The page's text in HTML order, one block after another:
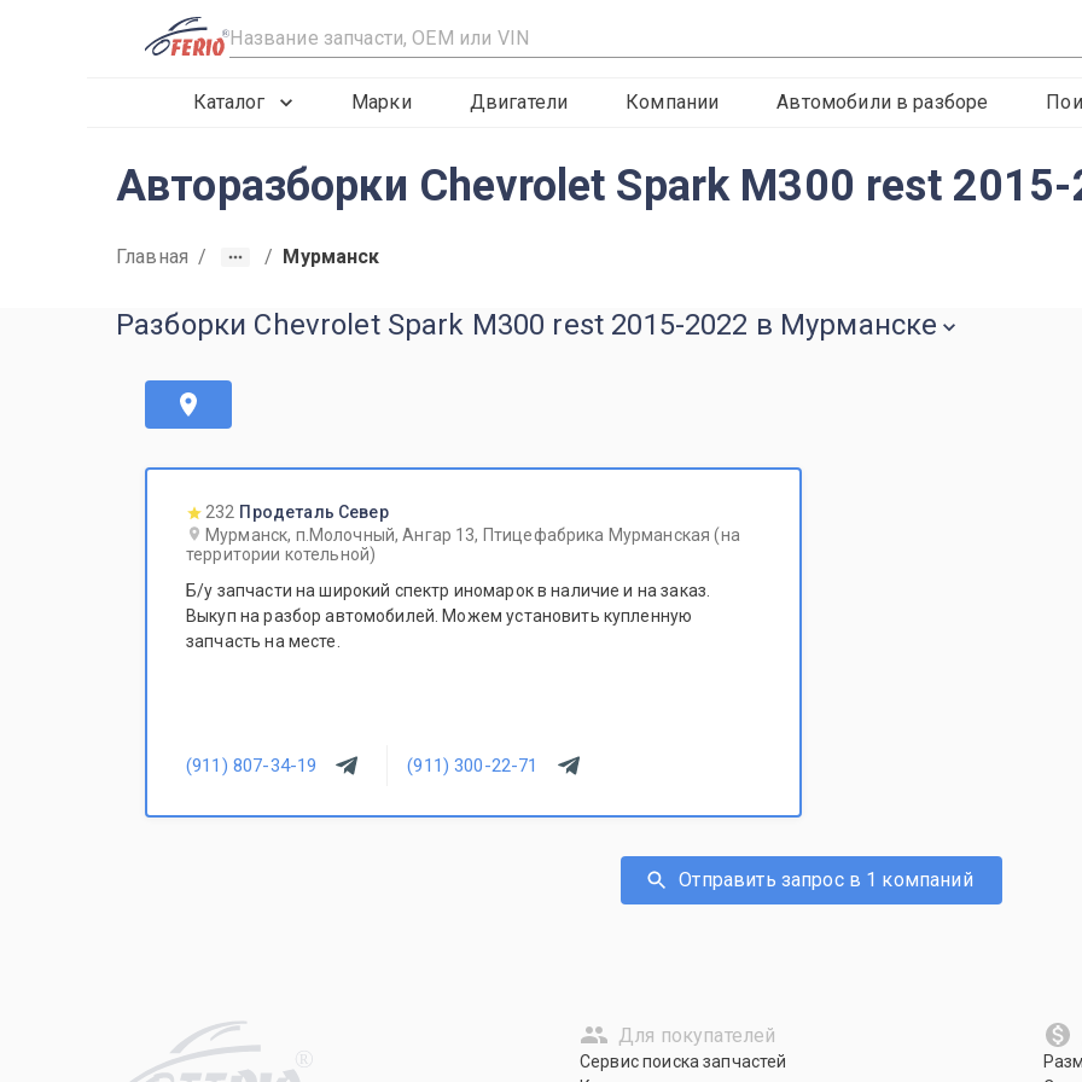
R
Каталог Марки Двигатели Компании Автомобили в разборе
Авторазборки Chevrolet Spark M300 rest
Главная / / Мурманск
Разборки Chevrolet Spark M300 rest 2015-2022 в Мурманске
232 Продеталь Север
Мурманск, п.Молочный, Ангар 13, Птицефабрика Мурманская (на
территории котельной)
Б/у запчасти на широкий спектр иномарок в наличие и на заказ.
Выкуп на разбор автомобилей. Можем установить купленную
запчасть на месте.
(911) 807-34-19 (911) 300-22-71
Отправить запрос в 1 компаний
R
Для покупателей
Сервис поиска запчастей